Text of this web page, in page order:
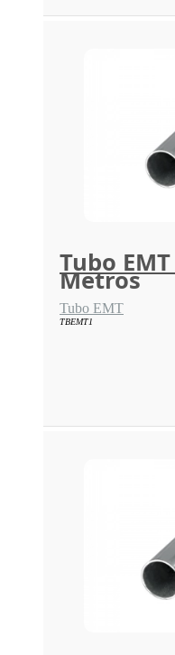
Tubo
Metros
Tubo EMT
TBEMT1